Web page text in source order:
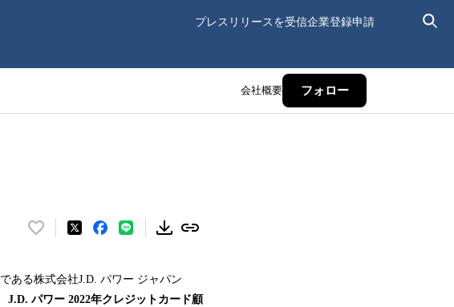
プレスリリースを受信企業登録申請
会社概要 フォロー
い
！
数
ある株式会社J.D. パワー ジャパン
J.D. パワー 2022年クレジットカード顧